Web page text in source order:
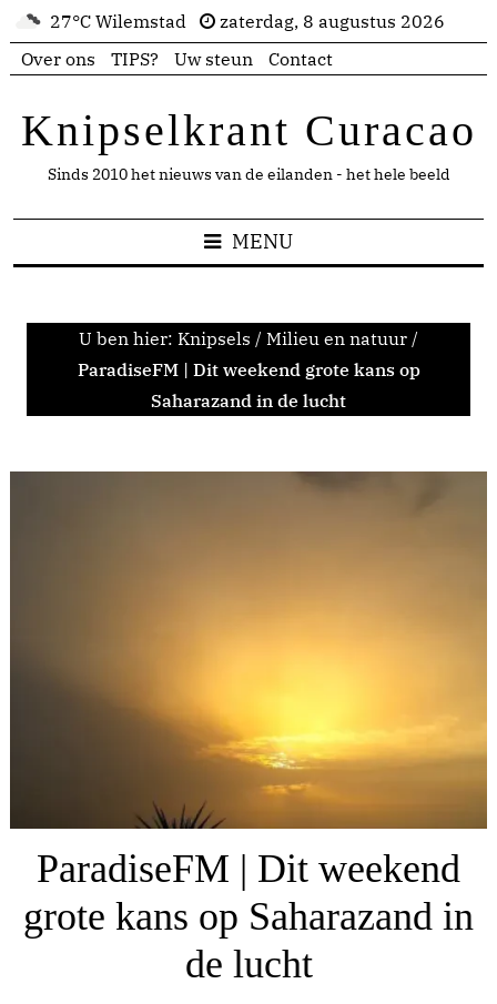
27°C Wilemstad
zaterdag, 8 augustus 2026
Over ons
TIPS? Uw steun Contact
Knipselkrant Curacao
Sinds 2010 het nieuws van de eilanden - het hele beeld
MENU
U ben hier: Knipsels / Milieu en natuur /
ParadiseFM | Dit weekend grote kans op
Saharazand in de lucht
ParadiseFM | Dit weekend
grote kans op Saharazand in
de lucht